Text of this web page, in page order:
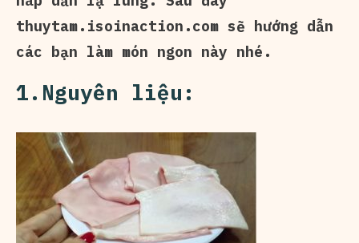
thuytam.isoinaction.com sẽ hướng dẫn
các bạn làm món ngon này nhé.
1.Nguyên liệu: